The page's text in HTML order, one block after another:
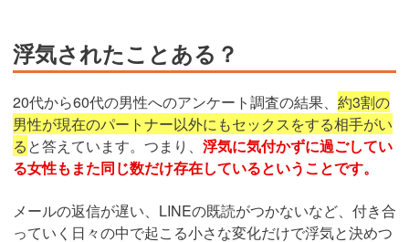
浮気されたことある？
20代から60代の男性へのアンケート調査の結果、 約3割の
男性が現在のパートナー以外にもセックスをする相手がい
ると答えています。つまり、 浮気に気付かずに過ごしてい
る女性もまた同じ数だけ存在しているということです。
メールの返信が遅い、LINEの既読がつかないなど、付き合
っていく日々の中で起こる小さな変化だけで浮気と決めつ